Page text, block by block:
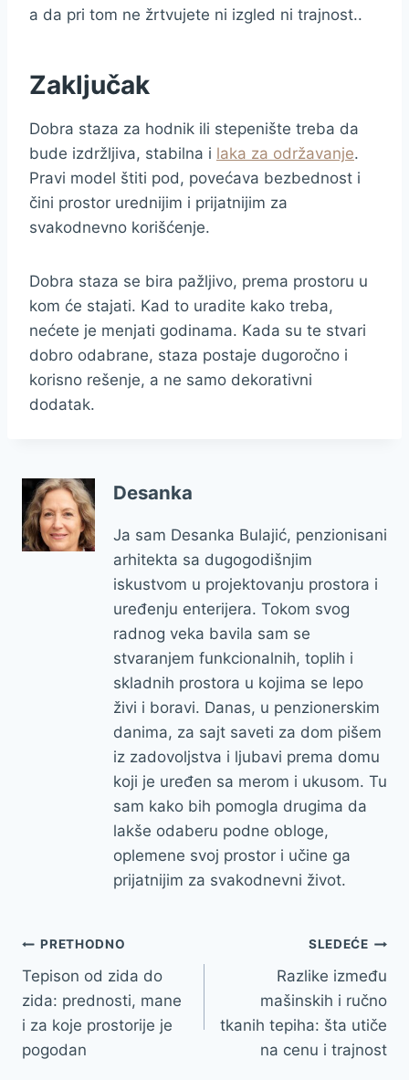
a da pri tom ne žrtvujete ni izgled ni trajnost..
Zaključak
Dobra staza za hodnik ili stepenište treba da
bude izdržljiva, stabilna i laka za održavanje.
Pravi model štiti pod, povećava bezbednost i
čini prostor urednijim i prijatnijim za
svakodnevno korišćenje.
Dobra staza se bira pažljivo, prema prostoru u
kom će stajati. Kad to uradite kako treba,
nećete je menjati godinama. Kada su te stvari
dobro odabrane, staza postaje dugoročno i
korisno rešenje, a ne samo dekorativni
dodatak.
Desanka
Ja sam Desanka Bulajić, penzionisani
arhitekta sa dugogodišnjim
iskustvom u projektovanju prostora i
uređenju enterijera. Tokom svog
radnog veka bavila sam se
stvaranjem funkcionalnih, toplih i
skladnih prostora u kojima se lepo
živi i boravi. Danas, u penzionerskim
danima, za sajt saveti za dom pišem
iz zadovoljstva i ljubavi prema domu
koji je uređen sa merom i ukusom. Tu
sam kako bih pomogla drugima da
lakše odaberu podne obloge,
oplemene svoj prostor i učine ga
prijatnijim za svakodnevni život.
Kretanje
članka
PRETHODNO
Tepison od zida do
zida: prednosti, mane
i za koje prostorije je
pogodan
SLEDEĆE
Razlike između
mašinskih i ručno
tkanih tepiha: šta utiče
na cenu i trajnost